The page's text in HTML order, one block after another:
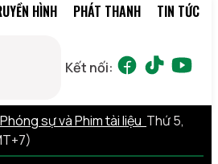
HÌNH PHÁT THANH TIN TỨC
Kết nối:
Phóng sự và Phim tài liệu Thứ 5,